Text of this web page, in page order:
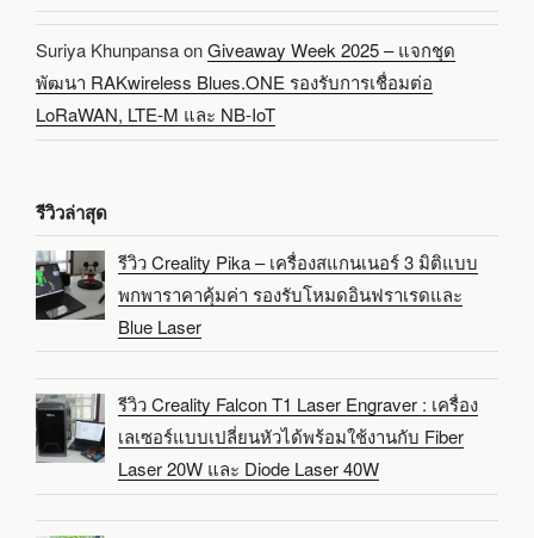
Suriya KhunpansaonGiveaway Week 2025 – แจกชุด
พัฒนา RAKwireless Blues.ONE รองรับการเชื่อมต่อ
LoRaWAN, LTE-M และ NB-IoT
รีวิวล่าสุด
รีวิว Creality Pika – เครื่องสแกนเนอร์ 3 มิติแบบ
พกพาราคาคุ้มค่า รองรับโหมดอินฟราเรดและ
Blue Laser
รีวิว Creality Falcon T1 Laser Engraver : เครื่อง
เลเซอร์แบบเปลี่ยนหัวได้พร้อมใช้งานกับ Fiber
Laser 20W และ Diode Laser 40W